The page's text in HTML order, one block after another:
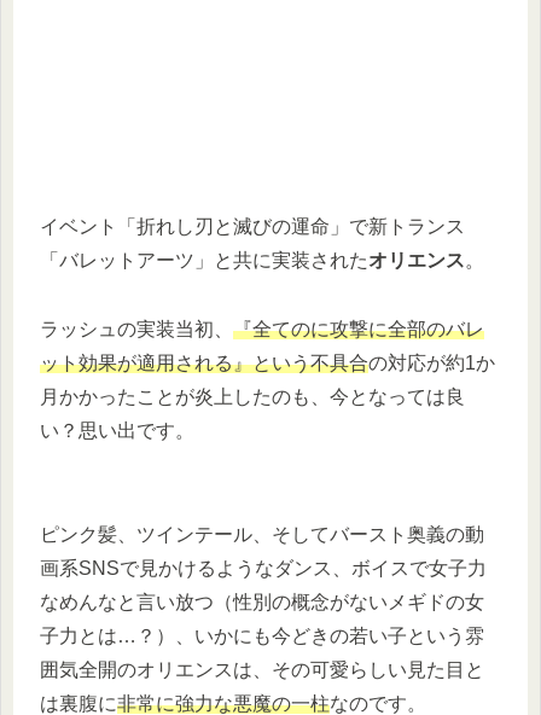
イベント「折れし刃と滅びの運命」で新トランス
「バレットアーツ」と共に実装されたオリエンス。
ラッシュの実装当初、 『全てのに攻撃に全部のバレ
ット効果が適用される』という不具合の対応が約1か
月かかったことが炎上したのも、今となっては良
い？思い出です。
ピンク髪、ツインテール、そしてバースト奥義の動
画系SNSで見かけるようなダンス、ボイスで女子力
なめんなと言い放つ（性別の概念がないメギドの女
子力とは…？）、いかにも今どきの若い子という雰
囲気全開のオリエンスは、その可愛らしい見た目と
は裏腹に非常に強力な悪魔の一柱なのです。